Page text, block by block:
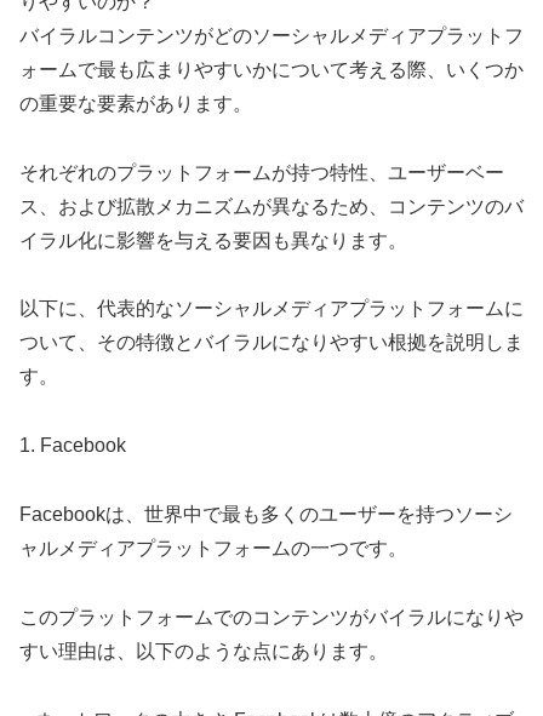
バイラルコンテンツがどのソーシャルメディアプラットフ
ォームで最も広まりやすいかについて考える際、いくつか
の重要な要素があります。
それぞれのプラットフォームが持つ特性、ユーザーベー
ス、および拡散メカニズムが異なるため、コンテンツのバ
イラル化に影響を与える要因も異なります。
以下に、代表的なソーシャルメディアプラットフォームに
ついて、その特徴とバイラルになりやすい根拠を説明しま
す。
1. Facebook
Facebookは、世界中で最も多くのユーザーを持つソーシ
ャルメディアプラットフォームの一つです。
このプラットフォームでのコンテンツがバイラルになりや
すい理由は、以下のような点にあります。